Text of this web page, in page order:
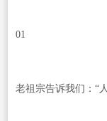
01
老祖宗告诉我们：“